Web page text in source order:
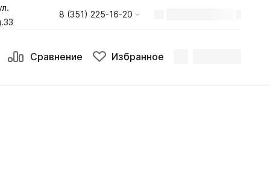
8 (351) 225-16-20
Сравнение Избранное